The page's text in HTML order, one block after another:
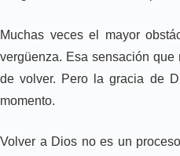
Muchas veces el mayor
vergüenza. Esa sensación
de volver. Pero la gracia de
momento.
Volver a Dios no es un